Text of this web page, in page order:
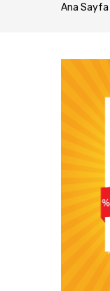
Ana Sayfa